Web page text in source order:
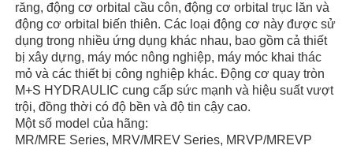
răng, động cơ orbital cầu côn, động cơ orbital trục lăn và
động cơ orbital biến thiên. Các loại động cơ này được sử
dụng trong nhiều ứng dụng khác nhau, bao gồm cả thiết
bị xây dựng, máy móc nông nghiệp, máy móc khai thác
mỏ và các thiết bị công nghiệp khác. Động cơ quay tròn
M+S HYDRAULIC cung cấp sức mạnh và hiệu suất vượt
trội, đồng thời có độ bền và độ tin cậy cao.
Một số model của hãng:
MR/MRE Series, MRV/MREV Series, MRVP/MREVP